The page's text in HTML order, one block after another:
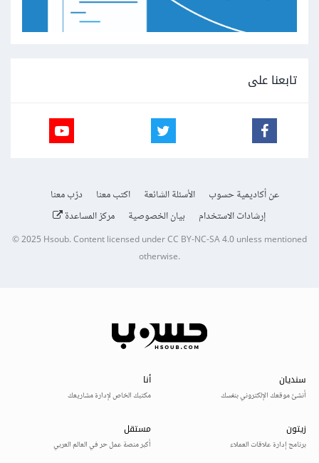
تابعنا على
عن أكاديمية حسوب الأسئلة الشائعة اكتب معنا
درّب معنا
إرشادات الاستخدام
بيان الخصوصية مركز المساعدة
© 2025Hsoub.Content licensed underCC BY-NC-SA 4.0unless mentioned
otherwise.